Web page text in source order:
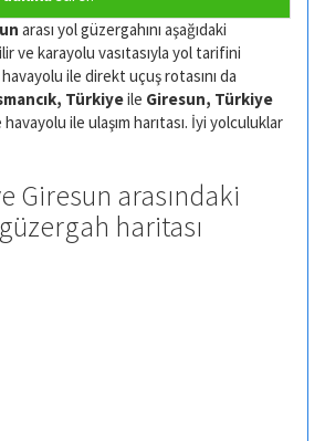
arası yol güzergahını aşağıdaki
ve karayolu vasıtasıyla yol tarifini
ile direkt uçuş rotasını da
Türkiyeile Giresun, Türkiye
ile ulaşım harıtası. İyi yolculuklar
Giresun arasındaki
haritası